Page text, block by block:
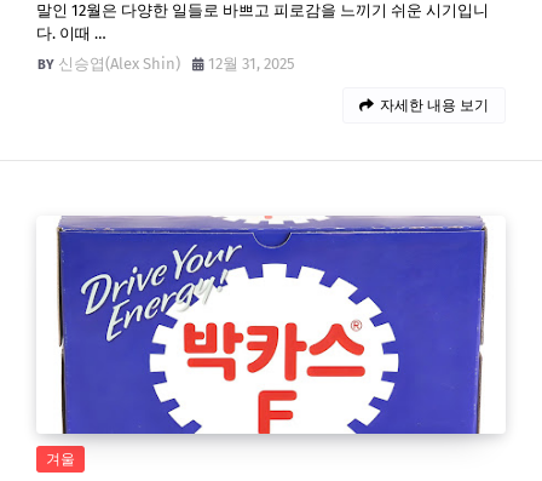
말인 12월은 다양한 일들로 바쁘고 피로감을 느끼기 쉬운 시기입니
다. 이때 …
신승엽(Alex Shin)
12월 31, 2025
자세한 내용 보기
겨울